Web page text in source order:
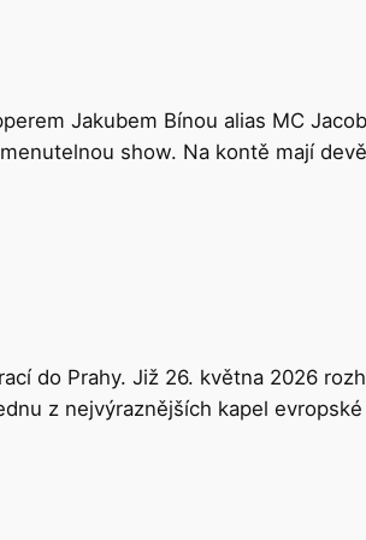
Jakubem Bínou alias MC
show. Na kontě mají
do Prahy. Již 26. května 2026
z nejvýraznějších kapel